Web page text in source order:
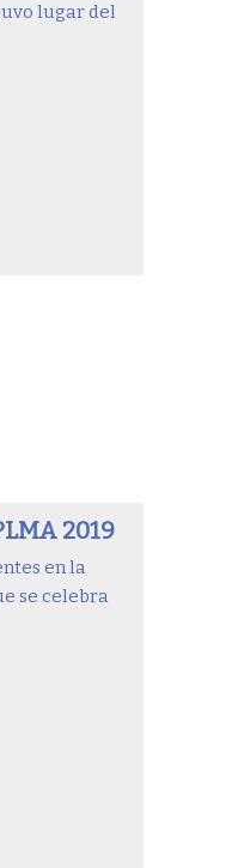
lugar del
2019
en la
se celebra